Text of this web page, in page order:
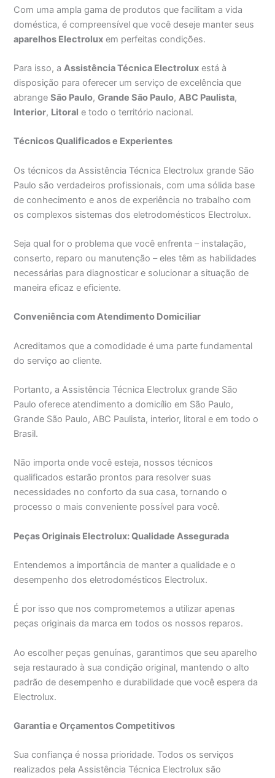
Com uma ampla gama de produtos que facilitam a vida
doméstica, é compreensível que você deseje manter seus
aparelhos Electrolux em perfeitas condições.
Para isso, aAssistência Técnica Electrolux está à
disposição para oferecer um serviço de excelência que
abrangeSão Paulo,Grande São Paulo,ABC Paulista,
Interior, Litoral e todo o território nacional.
Técnicos Qualificados e Experientes
Os técnicos da Assistência Técnica Electrolux grande São
Paulo são verdadeiros profissionais, com uma sólida base
de conhecimento e anos de experiência no trabalho com
os complexos sistemas dos eletrodomésticos Electrolux.
Seja qual for o problema que você enfrenta – instalação,
conserto, reparo ou manutenção – eles têm as habilidades
necessárias para diagnosticar e solucionar a situação de
maneira eficaz e eficiente.
Conveniência com Atendimento Domiciliar
Acreditamos que a comodidade é uma parte fundamental
do serviço ao cliente.
Portanto, a Assistência Técnica Electrolux grande São
Paulo oferece atendimento a domicílio em São Paulo,
Grande São Paulo, ABC Paulista, interior, litoral e em todo o
Brasil.
Não importa onde você esteja, nossos técnicos
qualificados estarão prontos para resolver suas
necessidades no conforto da sua casa, tornando o
processo o mais conveniente possível para você.
Peças Originais Electrolux: Qualidade Assegurada
Entendemos a importância de manter a qualidade e o
desempenho dos eletrodomésticos Electrolux.
É por isso que nos comprometemos a utilizar apenas
peças originais da marca em todos os nossos reparos.
Ao escolher peças genuínas, garantimos que seu aparelho
seja restaurado à sua condição original, mantendo o alto
padrão de desempenho e durabilidade que você espera da
Electrolux.
Garantia e Orçamentos Competitivos
Sua confiança é nossa prioridade. Todos os serviços
realizados pela Assistência Técnica Electrolux são